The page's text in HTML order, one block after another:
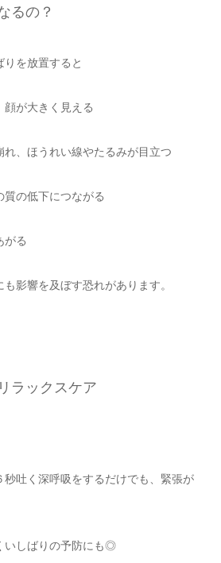
るの？
を放置すると
顔が大きく見える
れ、ほうれい線やたるみが目立つ
質の低下につながる
がる
影響を及ぼす恐れがあります。
ラックスケア
秒吐く深呼吸をするだけでも、緊張が
いしばりの予防にも◎